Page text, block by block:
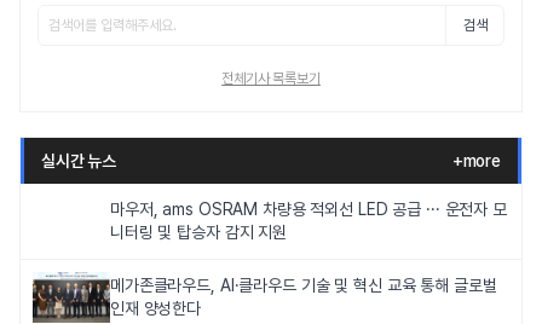
검색
전체기사 목록보기
실시간 뉴스 +more
마우저, ams OSRAM 차량용 적외선 LED 공급 ··· 운전자 모
니터링 및 탑승자 감지 지원
메가존클라우드, AI·클라우드 기술 및 혁신 교육 통해 글로벌
인재 양성한다